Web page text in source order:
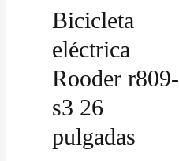
Bicicleta
eléctrica
Rooder r809-
s3 26
pulgadas